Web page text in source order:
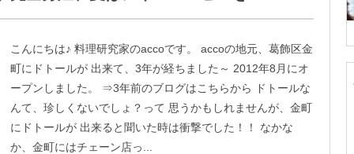
こんにちは♪ 料理研究家のaccoです。 accoの地元、葛飾区金
町にドトールが 出来て、3年が経ちました～ 2012年8月にオ
ープンしました。 ⇒3年前のブログはこちらから ドトールな
んて、珍しくないでしょ？って 思うかもしれませんが、金町
にドトールが 出来ると聞いた時は衝撃でした！！ なかな
か、金町にはチェーン店っ...